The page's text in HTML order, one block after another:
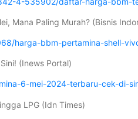
Mana Paling Murah? (Bisnis
harga-bbm-pertamina-shell-
(Inews Portal)
6-mei-2024-terbaru-cek-di-
LPG (Idn Times)